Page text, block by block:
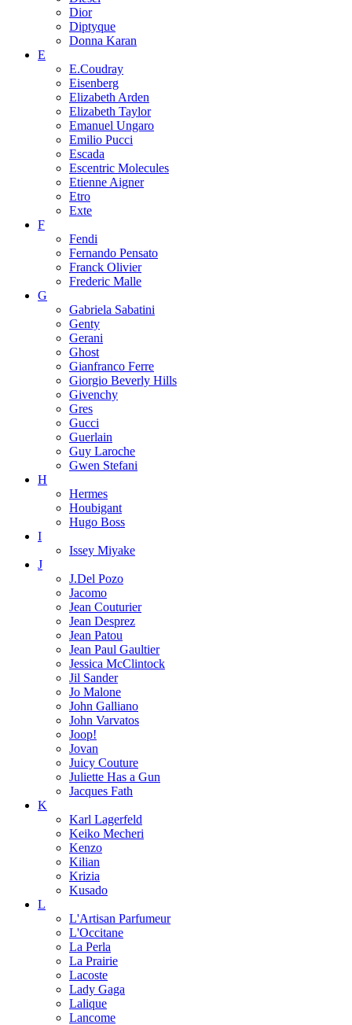
Dior
Diptyque
Donna Karan
E
E.Coudray
Eisenberg
Elizabeth Arden
Elizabeth Taylor
Emanuel Ungaro
Emilio Pucci
Escada
Escentric Molecules
Etienne Aigner
Etro
Exte
F
Fendi
Fernando Pensato
Franck Olivier
Frederic Malle
G
Gabriela Sabatini
Genty
Gerani
Ghost
Gianfranco Ferre
Giorgio Beverly Hills
Givenchy
Gres
Gucci
Guerlain
Guy Laroche
Gwen Stefani
H
Hermes
Houbigant
Hugo Boss
I
Issey Miyake
J
J.Del Pozo
Jacomo
Jean Couturier
Jean Desprez
Jean Patou
Jean Paul Gaultier
Jessica McClintock
Jil Sander
Jo Malone
John Galliano
John Varvatos
Joop!
Jovan
Juicy Couture
Juliette Has a Gun
Jacques Fath
K
Karl Lagerfeld
Keiko Mecheri
Kenzo
Kilian
Krizia
Kusado
L
L'Artisan Parfumeur
L'Occitane
La Perla
La Prairie
Lacoste
Lady Gaga
Lalique
Lancome